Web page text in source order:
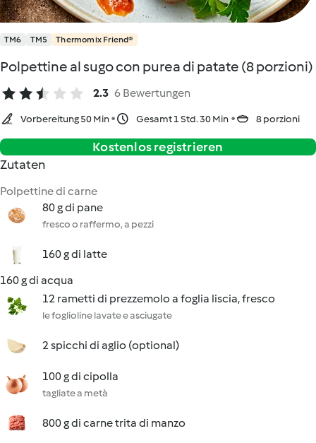
TM6 TM5 Thermomix Friend®
Polpettine al sugo con purea di patate (8 porzioni)
2.3 6 Bewertungen
Vorbereitung 50 Min Gesamt 1 Std. 30 Min 8 porzioni
Kostenlos registrieren
Zutaten
Polpettine di carne
80 g di pane
fresco o raffermo, a pezzi
160 g di latte
160 g di acqua
12 rametti di prezzemolo a foglia liscia, fresco
le foglioline lavate e asciugate
2 spicchi di aglio (optional)
100 g di cipolla
tagliate a metà
800 g di carne trita di manzo